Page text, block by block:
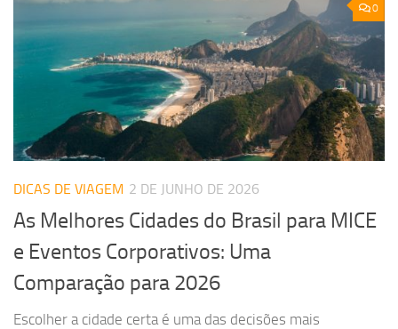
0
DICAS DE VIAGEM 2 DE JUNHO DE 2026
As Melhores Cidades do Brasil para MICE
e Eventos Corporativos: Uma
Comparação para 2026
Escolher a cidade certa é uma das decisões mais